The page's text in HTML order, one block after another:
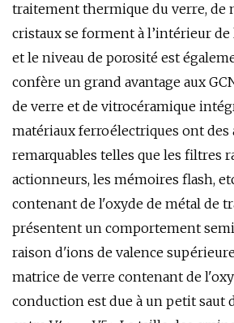
traitement thermique du verre, de
cristaux se forment à l’intérieur
et le niveau de porosité est
confère un grand avantage aux
de verre et de vitrocéramique
matériaux ferroélectriques ont des
remarquables telles que les filtres
actionneurs, les mémoires flash,
contenant de l'oxyde de métal de
présentent un comportement
raison d'ions de valence
matrice de verre contenant de
conduction est due à un petit saut